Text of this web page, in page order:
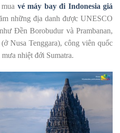
vé máy bay đi Indonesia giá
những địa danh được UNESCO
Đền Borobudur và Prambanan,
Nusa Tenggara), công viên quốc
nhiệt đới Sumatra.